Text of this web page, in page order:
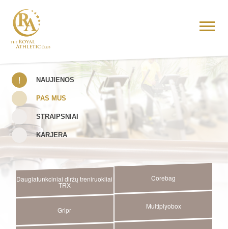
NAUJIENOS
PAS MUS
STRAIPSNIAI
KARJERA
Daugiafunkciniai diržų treniruokliai
TRX
Corebag
Gripr Multiplyobox